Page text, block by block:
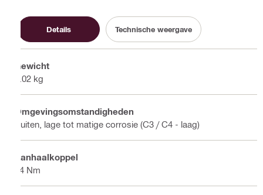
Details Technische weergave
Gewicht
0.02 kg
Omgevingsomstandigheden
Buiten, lage tot matige corrosie (C3 / C4 - laag)
Aanhaalkoppel
84 Nm